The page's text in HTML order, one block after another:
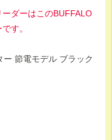
ダーはこのBUFFALO
す。
節電モデル ブラック